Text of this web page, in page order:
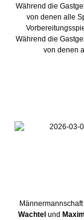
Während die
von denen alle
Während die
von denen
Wachtelund